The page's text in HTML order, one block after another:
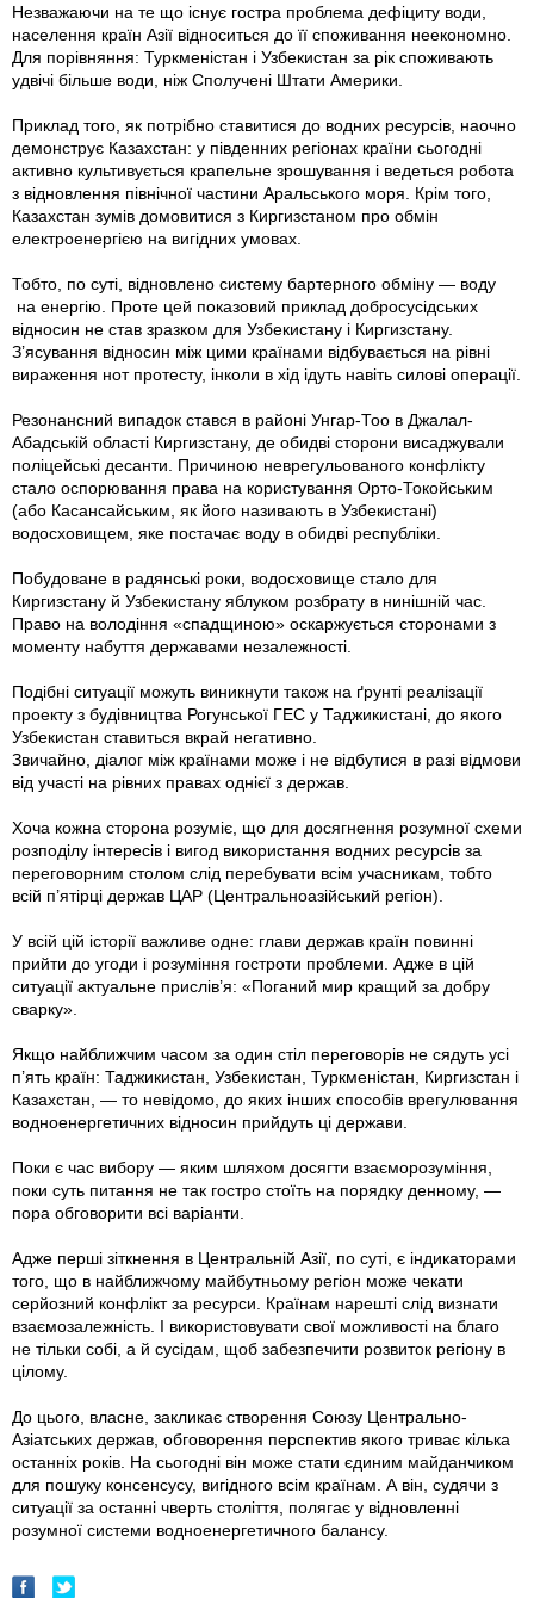
Незважаючи на те що існує гостра проблема дефіциту води,
населення країн Азії відноситься до її споживання неекономно.
Для порівняння: Туркменістан і Узбекистан за рік споживають
удвічі більше води, ніж Сполучені Штати Америки.
Приклад того, як потрібно ставитися до водних ресурсів, наочно
демонструє Казах­стан: у південних регіонах країни сьогодні
активно культивується крапельне зрошування і ведеться робота
з відновлення північної частини Аральського моря. Крім того,
Казахстан зумів домовитися з Киргизстаном про обмін
електроенергією на вигідних умовах.
Тобто, по суті, відновлено систему бартерного обміну — воду
на енергію. Проте цей показовий приклад добросусідських
відносин не став зразком для Узбекистану і Киргизстану.
З’ясування відносин між цими країнами відбувається на рівні
вираження нот протесту, інколи в хід ідуть навіть силові операції.
Резонансний випадок стався в районі Унгар-Тоо в Джалал-
Абадській області Киргизстану, де обидві сторони виса­джували
поліцейські десанти. Причиною неврегульованого конфлікту
стало оспорювання права на користування Орто-Токойським
(або Касансайським, як його називають в Узбекистані)
водосховищем, яке постачає воду в обидві республіки.
Побудоване в радянські роки, водосховище стало для
Киргизстану й Узбекистану яблуком розбрату в нинішній час.
Право на володіння «спадщиною» оскаржується сторонами з
моменту набуття державами незалежності.
Подібні ситуації можуть виникнути також на ґрунті реалізації
проекту з будівництва Рогунської ГЕС у Таджикистані, до якого
Узбекистан ставиться вкрай негативно.
Звичайно, діалог між країнами може і не відбутися в разі відмови
від участі на рівних правах однієї з держав.
Хоча кожна сторона розуміє, що для досягнення розумної схеми
розподілу інтересів і вигод використання водних ресурсів за
переговорним столом слід перебувати всім учасникам, тобто
всій п’ятірці держав ЦАР (Центральноазійський регіон).
У всій цій історії важливе одне: глави держав країн повинні
прийти до угоди і розуміння гостроти проблеми. Адже в цій
ситуації актуальне прислів’я: «Поганий мир кращий за добру
сварку».
Якщо найближчим часом за один стіл переговорів не сядуть усі
п’ять країн: Таджикистан, Узбекистан, Туркменістан, Киргизстан і
Казахстан, — то невідомо, до яких інших способів врегулювання
водно­енергетичних відносин прийдуть ці держави.
Поки є час вибору — яким шляхом досягти взаєморозуміння,
поки суть питання не так гостро стоїть на порядку денному, —
пора обговорити всі варіанти.
Адже перші зіткнення в Центральній Азії, по суті, є індикаторами
того, що в найближчому майбутньому регіон може чекати
серйозний конфлікт за ресурси. Країнам нарешті слід визнати
взаємозалежність. І використовувати свої можливості на благо
не тільки собі, а й сусідам, щоб забезпечити розвиток регіону в
цілому.
До цього, власне, закликає створення Союзу Центрально-
Азіатських держав, обговорення перспектив якого триває кілька
останніх років. На сьогодні він може стати єдиним майданчиком
для пошуку консенсусу, вигідного всім країнам. А він, судячи з
ситуації за останні чверть століття, полягає у відновленні
розумної системи водно­енергетичного балансу.